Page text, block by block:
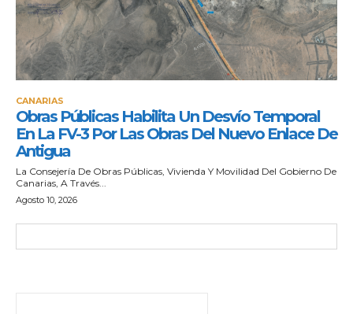
CANARIAS
Obras Públicas Habilita Un Desvío Temporal
En La FV-3 Por Las Obras Del Nuevo Enlace De
Antigua
La Consejería De Obras Públicas, Vivienda Y Movilidad Del Gobierno De
Canarias, A Través...
Agosto 10, 2026